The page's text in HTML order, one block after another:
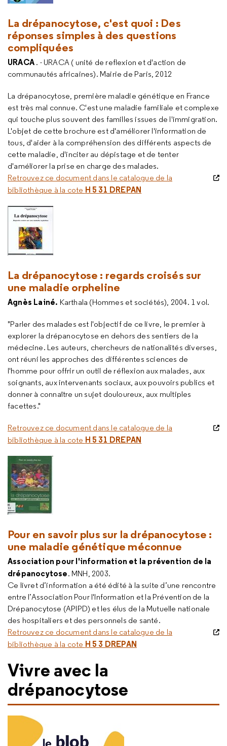
La drépanocytose, c'est quoi : Des
réponses simples à des questions
compliquées
URACA . - URACA ( unité de reflexion et d'action de
communautés africaines). Mairie de Paris, 2012
La drépanocytose, première maladie génétique en France
est très mal connue. C'est une maladie familiale et complexe
qui touche plus souvent des familles issues de l'immigration.
L'objet de cette brochure est d'améliorer l'information de
tous, d'aider à la compréhension des différents aspects de
cette maladie, d'inciter au dépistage et de tenter
d'améliorer la prise en charge des malades.
Retrouvez ce document dans le catalogue de la
bibliothèque à la cote H 5 31 DREPAN
La drépanocytose : regards croisés sur
une maladie orpheline
Agnès Lainé. Karthala (Hommes et sociétés), 2004. 1 vol.
"Parler des malades est l'objectif de ce livre, le premier à
explorer la drépanocytose en dehors des sentiers de la
médecine. Les auteurs, chercheurs de nationalités diverses,
ont réuni les approches des différentes sciences de
l'homme pour offrir un outil de réflexion aux malades, aux
soignants, aux intervenants sociaux, aux pouvoirs publics et
donner à connaître un sujet douloureux, aux multiples
facettes."
Retrouvez ce document dans le catalogue de la
bibliothèque à la cote H 5 31 DREPAN
Pour en savoir plus sur la drépanocytose :
une maladie génétique méconnue
Association pour l'information et la prévention de la
drépanocytose. MNH, 2003.
Ce livret d’information a été édité à la suite d’une rencontre
entre l’Association Pour l'Information et la Prévention de la
Drépanocytose (APIPD) et les élus de la Mutuelle nationale
des hospitaliers et des personnels de santé.
Retrouvez ce document dans le catalogue de la
bibliothèque à la cote H 5 3 DREPAN
Vivre avec la
drépanocytose